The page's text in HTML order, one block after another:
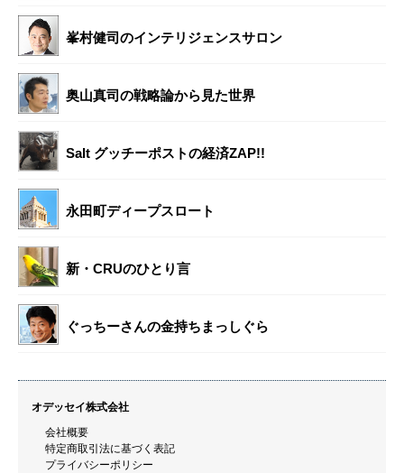
峯村健司のインテリジェンスサロン
奥山真司の戦略論から見た世界
Salt グッチーポストの経済ZAP!!
永田町ディープスロート
新・CRUのひとり言
ぐっちーさんの金持ちまっしぐら
オデッセイ株式会社
会社概要
特定商取引法に基づく表記
プライバシーポリシー